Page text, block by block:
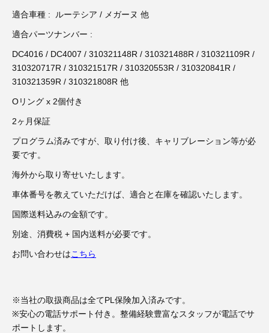
3D プリンターペン（8）
適合車種 : ルーテシア / メガーヌ 他
適合パーツナンバー :
DC4016 / DC4007 / 310321148R / 310321488R / 310321109R /
310320717R / 310321517R / 310320553R / 310320841R /
310321359R / 310321808R 他
Oリング x 2個付き
2ヶ月保証
プログラム済みですが、取り付け後、キャリブレーション等が必
要です。
海外から取り寄せいたします。
車体番号を教えていただけば、適合と在庫を確認いたします。
国際送料込みの金額です。
別途、消費税 + 国内送料が必要です。
お問い合わせはこちら
※当社の取扱商品は全てPL保険加入済みです。
※安心の電話サポート付き。整備経験豊富なスタッフが電話でサ
ポートします。